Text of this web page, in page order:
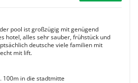
pool ist großzügig mit genügend
hotel, alles sehr sauber, frühstück und
deutsche viele familien mit
mit lift.
100m in die stadtmitte